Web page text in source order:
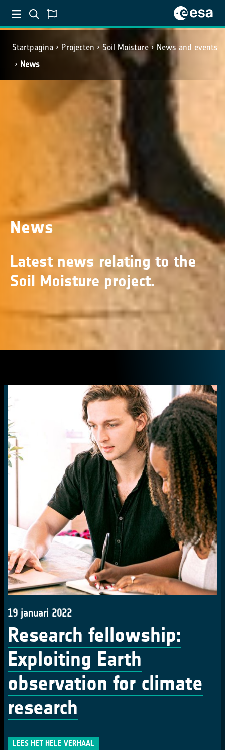
Startpagina Projecten Soil Moisture
News and events
News
News
Latest news relating to the
Soil Moisture project.
19 januari 2022
Research fellowship:
Exploiting Earth
observation for climate
research
LEES HET HELE VERHAAL